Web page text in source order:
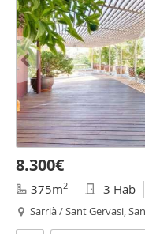
8.300€
375m2 3 Hab
Sarrià / Sant Gervasi,